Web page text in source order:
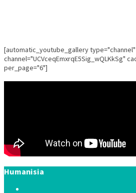
[automatic_youtube_gallery type="channel"
channel="UCVceqEmxrqE5Sig_wQLKkSg"
per_page="6"]
Humanisia